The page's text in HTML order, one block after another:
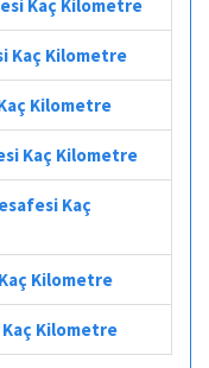
Kaç Kilometre
Kaç Kilometre
Kilometre
Kaç Kilometre
Kaç
Kilometre
Kaç Kilometre